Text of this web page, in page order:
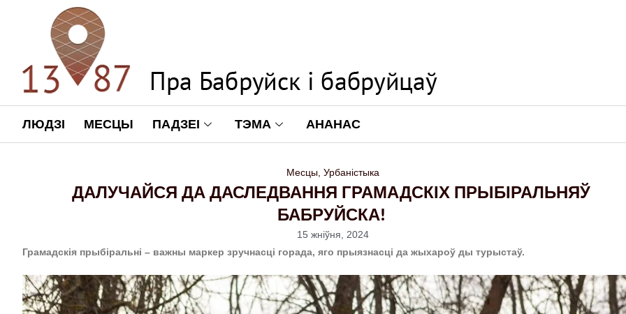
ЛЮДЗІ МЕСЦЫ ПАДЗЕІ ТЭМА АНАНАС
Месцы, Урбаністыка
ДАЛУЧАЙСЯ ДА ДАСЛЕДВАННЯ ГРАМАДСКІХ ПРЫБІРАЛЬНЯЎ
БАБРУЙСКА!
15 жніўня, 2024
Грамадскія прыбіральні – важны маркер зручнасці горада, яго прыязнасці да жыхароў ды турыстаў.